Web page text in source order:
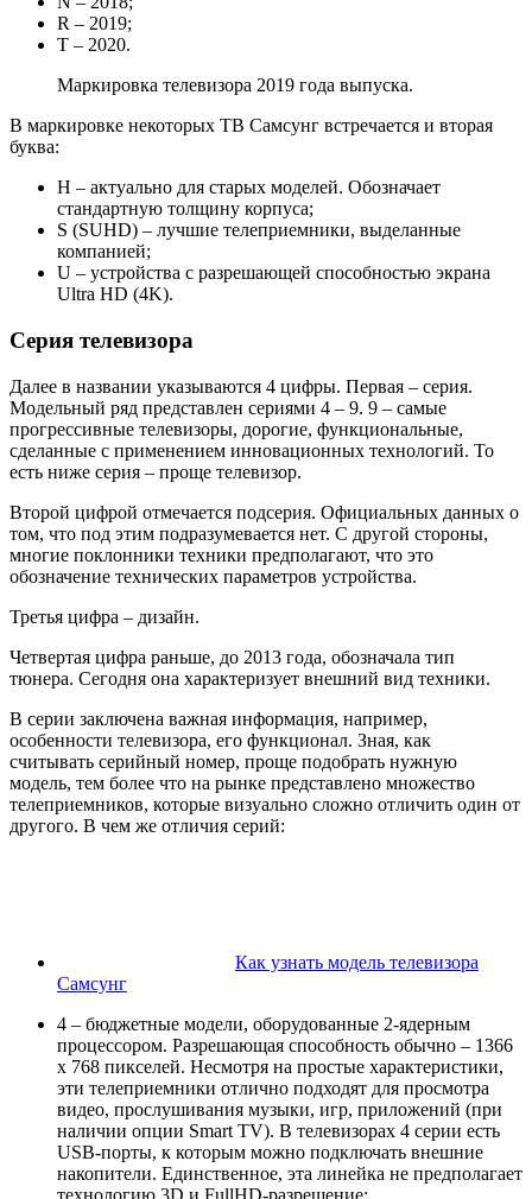
R – 2019;
T – 2020.
Маркировка телевизора 2019 года выпуска.
В маркировке некоторых ТВ Самсунг встречается и вторая
буква:
H – актуально для старых моделей. Обозначает
стандартную толщину корпуса;
S (SUHD) – лучшие телеприемники, выделанные
компанией;
U – устройства с разрешающей способностью экрана
Ultra HD (4K).
Серия телевизора
Далее в названии указываются 4 цифры. Первая – серия.
Модельный ряд представлен сериями 4 – 9. 9 – самые
прогрессивные телевизоры, дорогие, функциональные,
сделанные с применением инновационных технологий. То
есть ниже серия – проще телевизор.
Второй цифрой отмечается подсерия. Официальных данных о
том, что под этим подразумевается нет. С другой стороны,
многие поклонники техники предполагают, что это
обозначение технических параметров устройства.
Третья цифра – дизайн.
Четвертая цифра раньше, до 2013 года, обозначала тип
тюнера. Сегодня она характеризует внешний вид техники.
В серии заключена важная информация, например,
особенности телевизора, его функционал. Зная, как
считывать серийный номер, проще подобрать нужную
модель, тем более что на рынке представлено множество
телеприемников, которые визуально сложно отличить один от
другого. В чем же отличия серий:
Как узнать модель телевизора
Самсунг
4 – бюджетные модели, оборудованные 2-ядерным
процессором. Разрешающая способность обычно – 1366
х 768 пикселей. Несмотря на простые характеристики,
эти телеприемники отлично подходят для просмотра
видео, прослушивания музыки, игр, приложений (при
наличии опции Smart TV). В телевизорах 4 серии есть
USB-порты, к которым можно подключать внешние
накопители. Единственное, эта линейка не предполагает
технологию 3D и FullHD-разрешение;